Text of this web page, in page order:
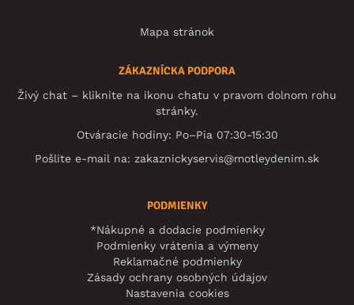
Mapa stránok
ZÁKAZNÍCKA PODPORA
Živý chat – kliknite na ikonu chatu v pravom dolnom rohu
stránky.
Otváracie hodiny: Po–Pia 07:30-15:30
Pošlite e-mail na: zakaznickyservis@motleydenim.sk
PODMIENKY
*Nákupné a dodacie podmienky
Podmienky vrátenia a výmeny
Reklamačné podmienky
Zásady ochrany osobných údajov
Nastavenia cookies